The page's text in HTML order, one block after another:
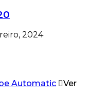
2024
Ver